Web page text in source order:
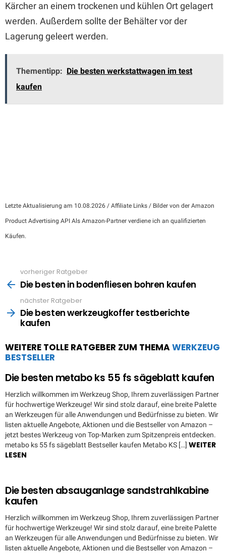
Kärcher an einem trockenen und kühlen Ort gelagert
werden. Außerdem sollte der Behälter vor der
Lagerung geleert werden.
Thementipp: Die besten werkstattwagen im test
kaufen
Letzte Aktualisierung am 10.08.2026 / Affiliate Links / Bilder von der Amazon
Product Advertising API Als Amazon-Partner verdiene ich an qualifizierten
Käufen.
more
vorheriger Ratgeber
Die besten in bodenfliesen bohren kaufen
nächster Ratgeber
Die besten werkzeugkoffer testberichte
kaufen
WEITERE TOLLE RATGEBER ZUM THEMAWERKZEUG
BESTSELLER
Die besten metabo ks 55 fs sägeblatt kaufen
Herzlich willkommen im Werkzeug Shop, Ihrem zuverlässigen Partner
für hochwertige Werkzeuge! Wir sind stolz darauf, eine breite Palette
an Werkzeugen für alle Anwendungen und Bedürfnisse zu bieten. Wir
listen aktuelle Angebote, Aktionen und die Bestseller von Amazon –
jetzt bestes Werkzeug von Top-Marken zum Spitzenpreis entdecken.
metabo ks 55 fs sägeblatt Bestseller kaufen Metabo KS […] WEITER
LESEN
Die besten absauganlage sandstrahlkabine
kaufen
Herzlich willkommen im Werkzeug Shop, Ihrem zuverlässigen Partner
für hochwertige Werkzeuge! Wir sind stolz darauf, eine breite Palette
an Werkzeugen für alle Anwendungen und Bedürfnisse zu bieten. Wir
listen aktuelle Angebote, Aktionen und die Bestseller von Amazon –